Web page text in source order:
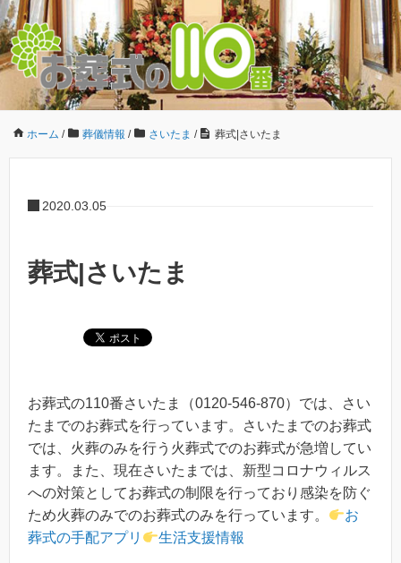
ホーム / 葬儀情報 / さいたま / 葬式|さいたま
2020.03.05
葬式|さいたま
お葬式の110番さいたま（0120-546-870）では、さい
たまでのお葬式を行っています。さいたまでのお葬式
では、火葬のみを行う火葬式でのお葬式が急増してい
ます。また、現在さいたまでは、新型コロナウィルス
への対策としてお葬式の制限を行っており感染を防ぐ
ため火葬のみでのお葬式のみを行っています。
お
葬式の手配アプリ
生活支援情報